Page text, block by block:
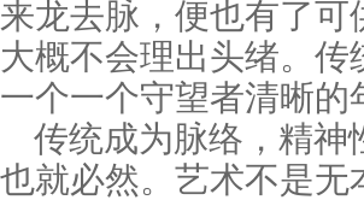
来龙去脉，便也有了
大概不会理出头绪。
一个一个守望者清晰的
传统成为脉络，精神
也就必然。艺术不是